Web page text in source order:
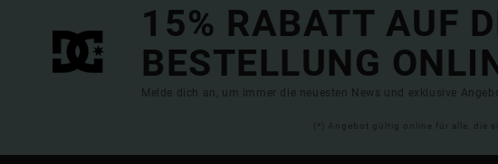
15% RABATT AUF
BESTELLUNG
Melde dich an, um immer die neuesten News und exklusive
(*) Angebot gültig online für alle, die